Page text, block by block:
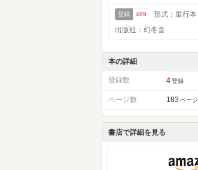
登録 489
形式：単行本
出版社：幻冬舎
本の詳細
登録数 4 登録
ページ数 183 ページ
書店で詳細を見る